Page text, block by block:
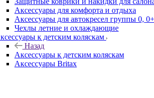
Аксессуары для комфорта и отдыха
Аксессуары для автокресел группы 0,
Чехлы летние и охлаждающие
к детским коляскам
Назад
Аксессуары к детским коляскам
Аксессуары Britax